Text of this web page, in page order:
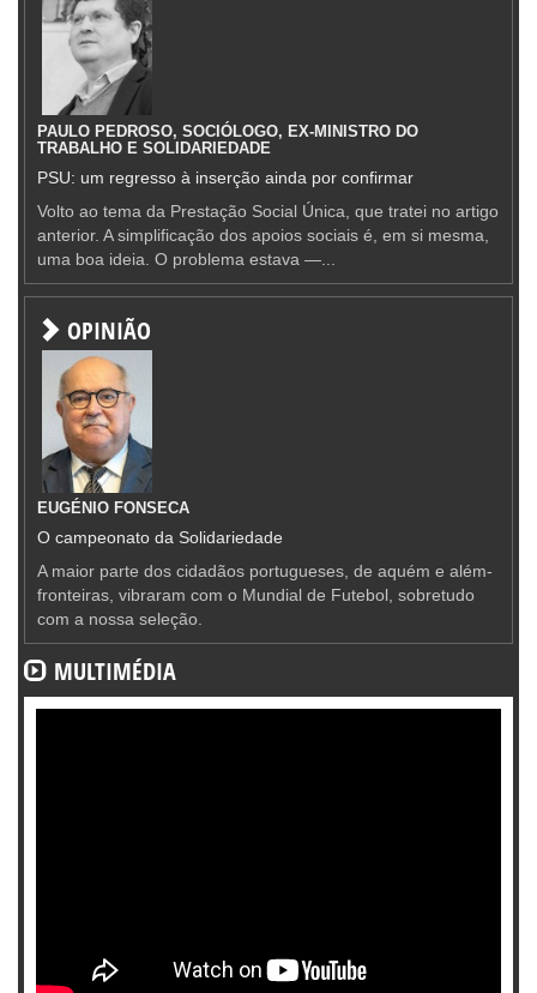
PAULO PEDROSO, SOCIÓLOGO, EX-MINISTRO DO
TRABALHO E SOLIDARIEDADE
PSU: um regresso à inserção ainda por confirmar
Volto ao tema da Prestação Social Única, que tratei no artigo
anterior. A simplificação dos apoios sociais é, em si mesma,
uma boa ideia. O problema estava —...
OPINIÃO
EUGÉNIO FONSECA
O campeonato da Solidariedade
A maior parte dos cidadãos portugueses, de aquém e além-
fronteiras, vibraram com o Mundial de Futebol, sobretudo
com a nossa seleção.
MULTIMÉDIA